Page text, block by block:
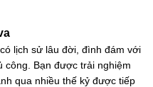
lịch sử lâu đời, đình đám với
công. Bạn được trải nghiệm
qua nhiều thế kỷ được tiếp